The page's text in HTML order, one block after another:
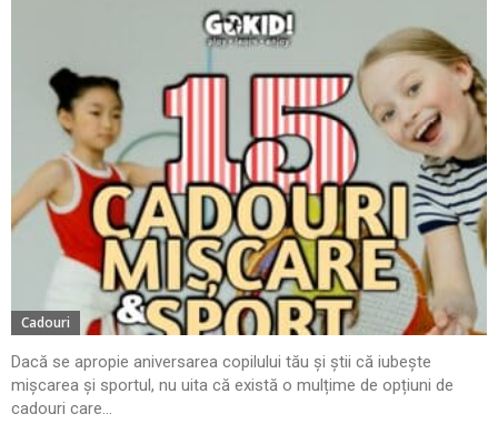
Cadouri
Dacă se apropie aniversarea copilului tău și știi că iubește
mișcarea și sportul, nu uita că există o mulțime de opțiuni de
cadouri care...